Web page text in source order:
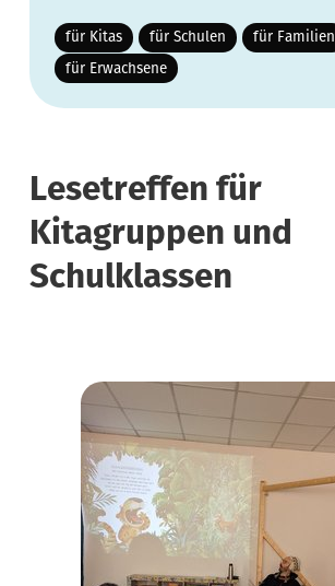
für Kitas für Schulen
für Familien
für Erwachsene
Lesetreffen für
Kitagruppen und
Schulklassen